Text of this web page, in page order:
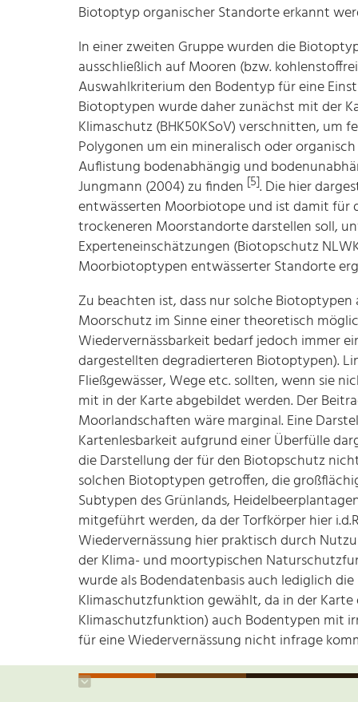
Biotoptyp organischer Standorte erkannt
In einer zweiten Gruppe wurden die
ausschließlich auf Mooren (bzw.
Auswahlkriterium den Bodentyp für eine
Biotoptypen wurde daher zunächst mit der
Klimaschutz (BHK50KSoV) verschnitten, um
Polygonen um ein mineralisch oder
Auflistung bodenabhängig und
Jungmann (2004) zu finden [5]. Die hier
entwässerten Moorbiotope und ist damit für
trockeneren Moorstandorte darstellen soll,
Experteneinschätzungen (Biotopschutz
Moorbiotoptypen entwässerter Standorte
Zu beachten ist, dass nur solche
Moorschutz im Sinne einer theoretisch
Wiedervernässbarkeit bedarf jedoch immer
dargestellten degradierteren Biotoptypen).
Fließgewässer, Wege etc. sollten, wenn sie
mit in der Karte abgebildet werden. Der
Moorlandschaften wäre marginal. Eine
Kartenlesbarkeit aufgrund einer Überfülle
die Darstellung der für den Biotopschutz
solchen Biotoptypen getroffen, die
Subtypen des Grünlands,
mitgeführt werden, da der Torfkörper hier
Wiedervernässung hier praktisch durch
der Klima- und moortypischen
wurde als Bodendatenbasis auch lediglich
Klimaschutzfunktion gewählt, da in der
Klimaschutzfunktion) auch Bodentypen mit
für eine Wiedervernässung nicht infrage